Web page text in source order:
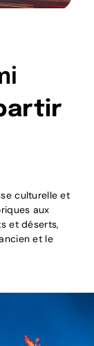
culturelle et
aux
et déserts,
et le